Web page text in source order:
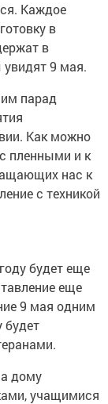
Каждое
в
в
увидят 9 мая.
парад
Как можно
пленными и к
нас к
с техникой
будет еще
еще
9 мая одним
будет
дому
учащимися